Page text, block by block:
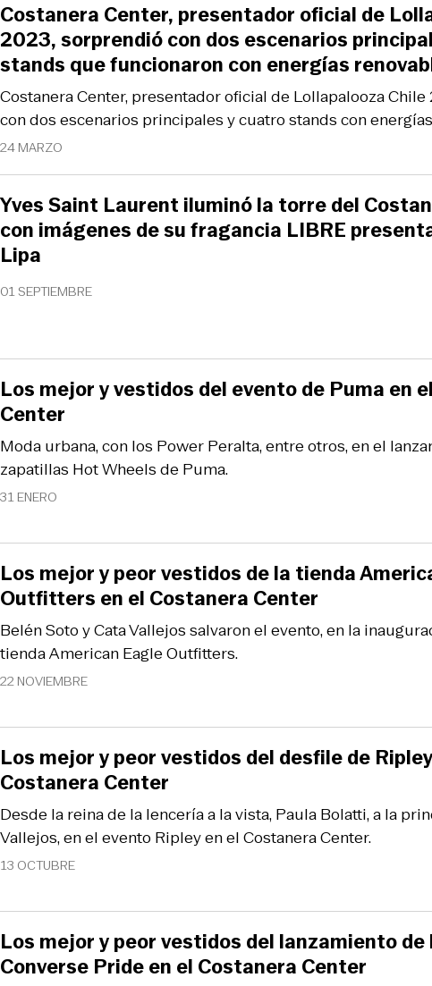
24 MARZO
Costanera Center, presentador oficial de Lollapalooza
con dos escenarios principales y cuatro stands con
Costanera Center, presentador oficial de
2023, sorprendió con dos escenarios
stands que funcionaron con energías
01 SEPTIEMBRE
Yves Saint Laurent iluminó la torre del
con imágenes de su fragancia LIBRE
Lipa
31 ENERO
Moda urbana, con los Power Peralta, entre otros, en el
zapatillas Hot Wheels de Puma.
Los mejor y vestidos del evento de Puma en
Center
22 NOVIEMBRE
Belén Soto y Cata Vallejos salvaron el evento, en la
tienda American Eagle Outfitters.
Los mejor y peor vestidos de la tienda
Outfitters en el Costanera Center
13 OCTUBRE
Desde la reina de la lencería a la vista, Paula Bolatti, a la
Vallejos, en el evento Ripley en el Costanera Center.
Los mejor y peor vestidos del desfile de
Costanera Center
Los mejor y peor vestidos del lanzamiento
Converse Pride en el Costanera Center